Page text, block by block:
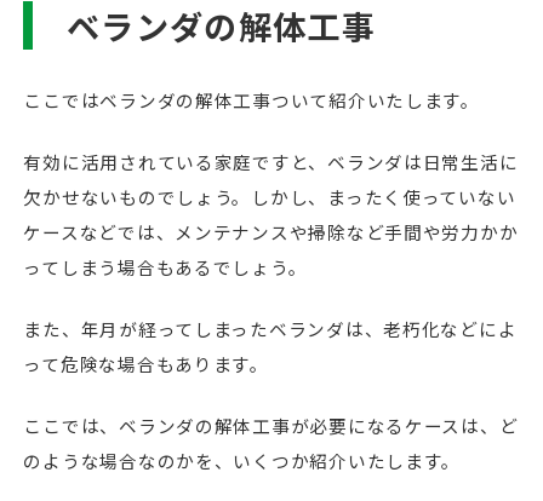
ベランダの解体工事
ここではベランダの解体工事ついて紹介いたします。
有効に活用されている家庭ですと、ベランダは日常生活に
欠かせないものでしょう。しかし、まったく使っていない
ケースなどでは、メンテナンスや掃除など手間や労力かか
ってしまう場合もあるでしょう。
また、年月が経ってしまったベランダは、老朽化などによ
って危険な場合もあります。
ここでは、ベランダの解体工事が必要になるケースは、ど
のような場合なのかを、いくつか紹介いたします。